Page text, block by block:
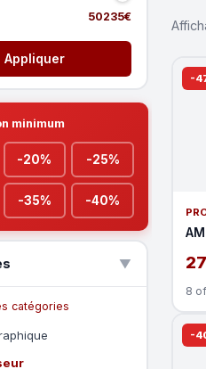
50235€
Appliquer
minimum
-20% -25%
-35% -40%
▲
catégories
-
8
-